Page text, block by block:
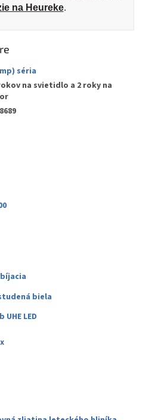
na Heureke.
séria
na svietidlo a 2 roky na
biela
UHE LED